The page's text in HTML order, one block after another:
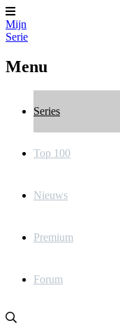
Mijn
Serie
Menu
Series
Top 100
Nieuws
Premium
Forum